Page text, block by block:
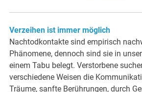
Verzeihen ist immer möglich
Nachtodkontakte sind empirisch
Phänomene, dennoch sind sie in
einem Tabu belegt. Verstorbene
verschiedene Weisen die
Träume, sanfte Berührungen, durch